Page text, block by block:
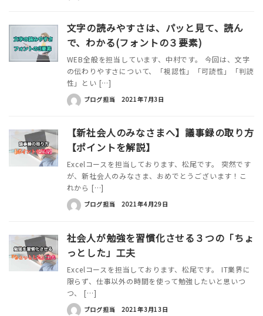
文字の読みやすさは、パッと見て、読ん
で、わかる(フォントの３要素)
WEB全般を担当しています、中村です。 今回は、文字
の伝わりやすさについて、「視認性」「可読性」「判読
性」とい […]
ブログ担当 2021年7月3日
【新社会人のみなさまへ】議事録の取り方
【ポイントを解説】
Excelコースを担当しております、松尾です。 突然です
が、新社会人のみなさま、おめでとうございます！こ
れから […]
ブログ担当 2021年4月29日
社会人が勉強を習慣化させる３つの「ちょ
っとした」工夫
Excelコースを担当しております、松尾です。 IT業界に
限らず、仕事以外の時間を使って勉強したいと思いつ
つ、 […]
ブログ担当 2021年3月13日